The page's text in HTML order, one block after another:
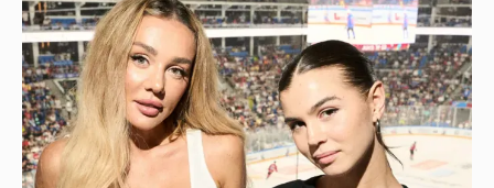
"Делать ли тест ДНК?". Анна Седокова
ответила на слухи о том, что не является
биологической матерью старшей дочери
8